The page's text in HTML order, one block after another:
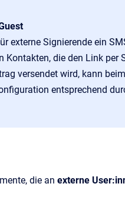
externe Signierende ein
Kontakten, die den Link per
versendet wird, kann
entsprechend
die an externe